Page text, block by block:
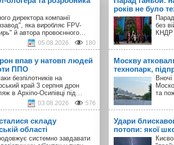
директора компанії
яка виробляє FPV-
й автора провоєнного…
05.08.2026 180
впав у натовп людей
ППО
безпілотників на
край 3 серпня дрон
в Архіпо-Осипівці під…
03.08.2026 576
складу
області
системно завдавати
років не було
без
КНДР
Москву
технопарк,
та
Удари
потопи: якої